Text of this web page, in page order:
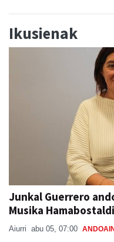
Ikusienak
Junkal Guerrero
Musika
Aiurri abu 05, 07:00 ANDOAIN